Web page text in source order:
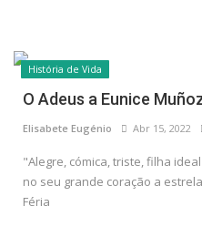
História de Vida
O Adeus a Eunice Muñoz
Elisabete Eugénio Abr 15, 2022
no seu grande coração a
Féria